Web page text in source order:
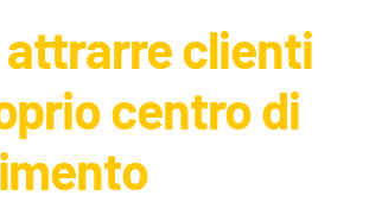
attrarre clienti
centro di